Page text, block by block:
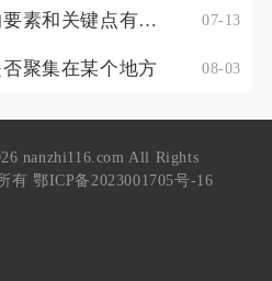
攻城掠地战车派遣的要素和关键点有哪些 07-13
聚集在某个地方 08-03
nanzhi116.com All Rights
有 鄂ICP备2023001705号-16